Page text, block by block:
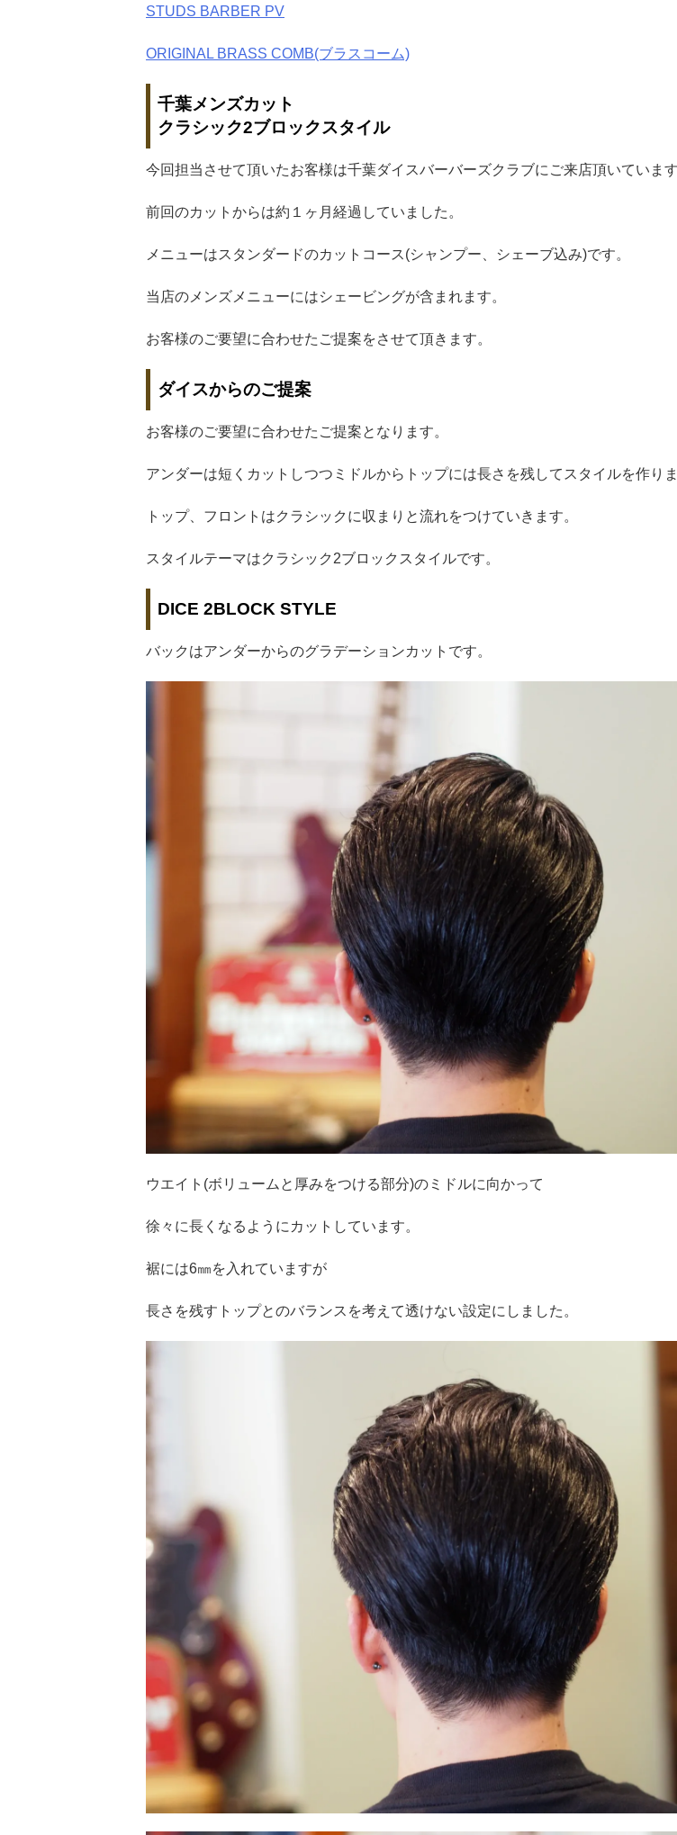
STUDS BARBER PV
ORIGINAL BRASS COMB(ブラスコーム)
千葉メンズカット
クラシック2ブロックスタイル
今回担当させて頂いたお客様は千葉ダイスバーバーズクラブにご来店頂いています
前回のカットからは約１ヶ月経過していました。
メニューはスタンダードのカットコース(シャンプー、シェーブ込み)です。
当店のメンズメニューにはシェービングが含まれます。
お客様のご要望に合わせたご提案をさせて頂きます。
ダイスからのご提案
お客様のご要望に合わせたご提案となります。
アンダーは短くカットしつつミドルからトップには長さを残してスタイルを作りま
トップ、フロントはクラシックに収まりと流れをつけていきます。
スタイルテーマはクラシック2ブロックスタイルです。
DICE 2BLOCK STYLE
バックはアンダーからのグラデーションカットです。
ウエイト(ボリュームと厚みをつける部分)のミドルに向かって
徐々に長くなるようにカットしています。
裾には6㎜を入れていますが
長さを残すトップとのバランスを考えて透けない設定にしました。